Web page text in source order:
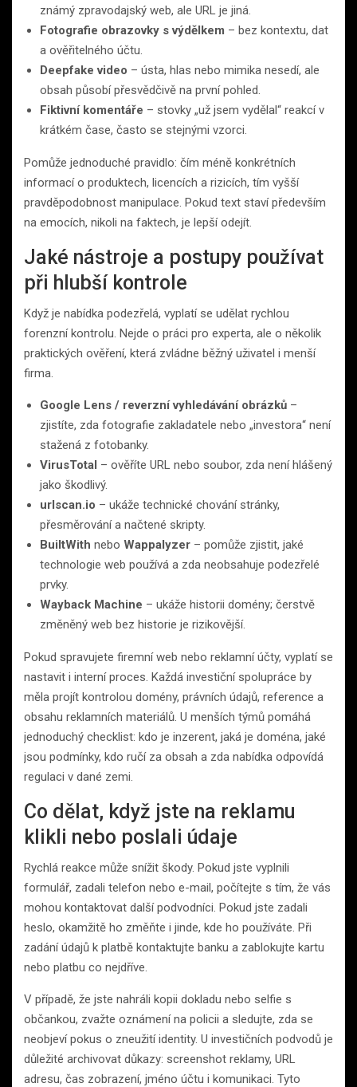
známý zpravodajský web, ale URL je jiná.
Fotografie obrazovky s výdělkem – bez kontextu, dat
a ověřitelného účtu.
Deepfake video – ústa, hlas nebo mimika nesedí, ale
obsah působí přesvědčivě na první pohled.
Fiktivní komentáře – stovky „už jsem vydělal“ reakcí v
krátkém čase, často se stejnými vzorci.
Pomůže jednoduché pravidlo: čím méně konkrétních
informací o produktech, licencích a rizicích, tím vyšší
pravděpodobnost manipulace. Pokud text staví především
na emocích, nikoli na faktech, je lepší odejít.
Jaké nástroje a postupy používat
při hlubší kontrole
Když je nabídka podezřelá, vyplatí se udělat rychlou
forenzní kontrolu. Nejde o práci pro experta, ale o několik
praktických ověření, která zvládne běžný uživatel i menší
firma.
Google Lens / reverzní vyhledávání obrázků –
zjistíte, zda fotografie zakladatele nebo „investora“ není
stažená z fotobanky.
VirusTotal – ověříte URL nebo soubor, zda není hlášený
jako škodlivý.
urlscan.io – ukáže technické chování stránky,
přesměrování a načtené skripty.
BuiltWith nebo Wappalyzer – pomůže zjistit, jaké
technologie web používá a zda neobsahuje podezřelé
prvky.
Wayback Machine – ukáže historii domény; čerstvě
změněný web bez historie je rizikovější.
Pokud spravujete firemní web nebo reklamní účty, vyplatí se
nastavit i interní proces. Každá investiční spolupráce by
měla projít kontrolou domény, právních údajů, reference a
obsahu reklamních materiálů. U menších týmů pomáhá
jednoduchý checklist: kdo je inzerent, jaká je doména, jaké
jsou podmínky, kdo ručí za obsah a zda nabídka odpovídá
regulaci v dané zemi.
Co dělat, když jste na reklamu
klikli nebo poslali údaje
Rychlá reakce může snížit škody. Pokud jste vyplnili
formulář, zadali telefon nebo e-mail, počítejte s tím, že vás
mohou kontaktovat další podvodníci. Pokud jste zadali
heslo, okamžitě ho změňte i jinde, kde ho používáte. Při
zadání údajů k platbě kontaktujte banku a zablokujte kartu
nebo platbu co nejdříve.
V případě, že jste nahráli kopii dokladu nebo selfie s
občankou, zvažte oznámení na policii a sledujte, zda se
neobjeví pokus o zneužití identity. U investičních podvodů je
důležité archivovat důkazy: screenshot reklamy, URL
adresu, čas zobrazení, jméno účtu i komunikaci. Tyto